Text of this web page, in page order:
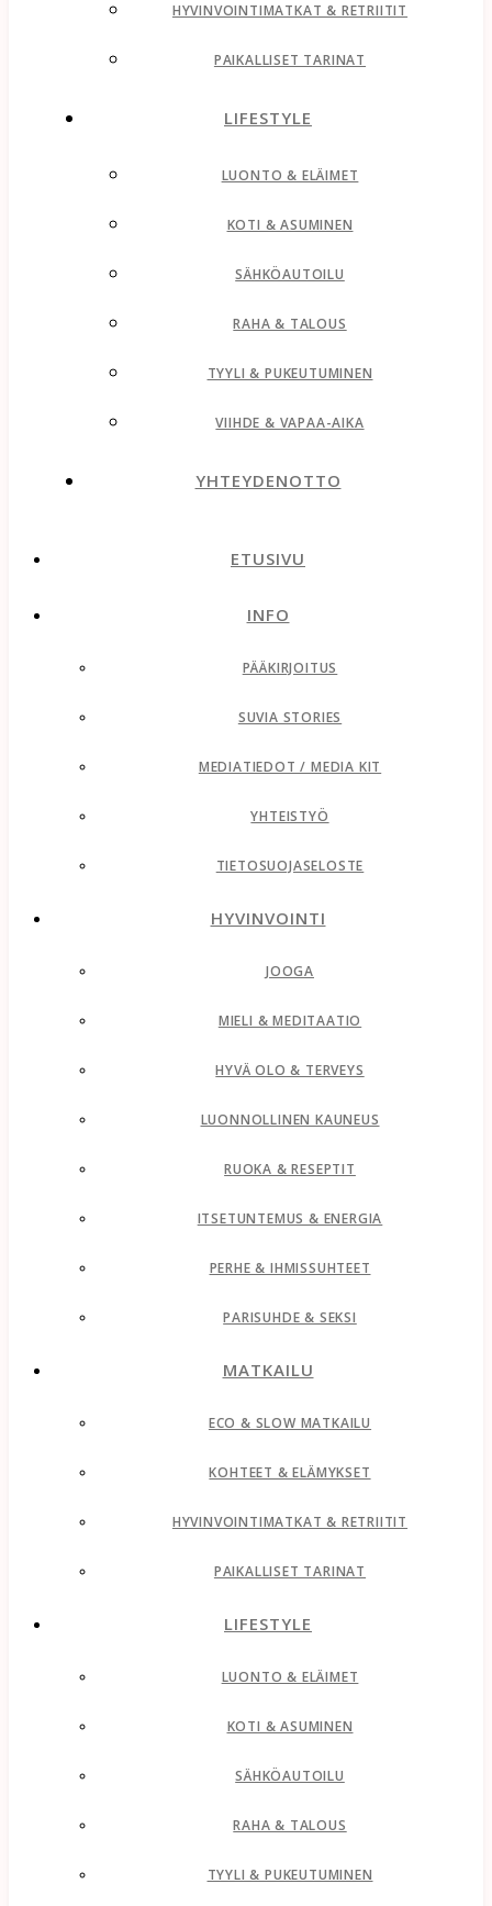
HYVINVOINTIMATKAT & RETRIITIT
PAIKALLISET TARINAT
LIFESTYLE
LUONTO & ELÄIMET
KOTI & ASUMINEN
SÄHKÖAUTOILU
RAHA & TALOUS
TYYLI & PUKEUTUMINEN
VIIHDE & VAPAA-AIKA
YHTEYDENOTTO
ETUSIVU
INFO
PÄÄKIRJOITUS
SUVIA STORIES
MEDIATIEDOT / MEDIA KIT
YHTEISTYÖ
TIETOSUOJASELOSTE
HYVINVOINTI
JOOGA
MIELI & MEDITAATIO
HYVÄ OLO & TERVEYS
LUONNOLLINEN KAUNEUS
RUOKA & RESEPTIT
ITSETUNTEMUS & ENERGIA
PERHE & IHMISSUHTEET
PARISUHDE & SEKSI
MATKAILU
ECO & SLOW MATKAILU
KOHTEET & ELÄMYKSET
HYVINVOINTIMATKAT & RETRIITIT
PAIKALLISET TARINAT
LIFESTYLE
LUONTO & ELÄIMET
KOTI & ASUMINEN
SÄHKÖAUTOILU
RAHA & TALOUS
TYYLI & PUKEUTUMINEN